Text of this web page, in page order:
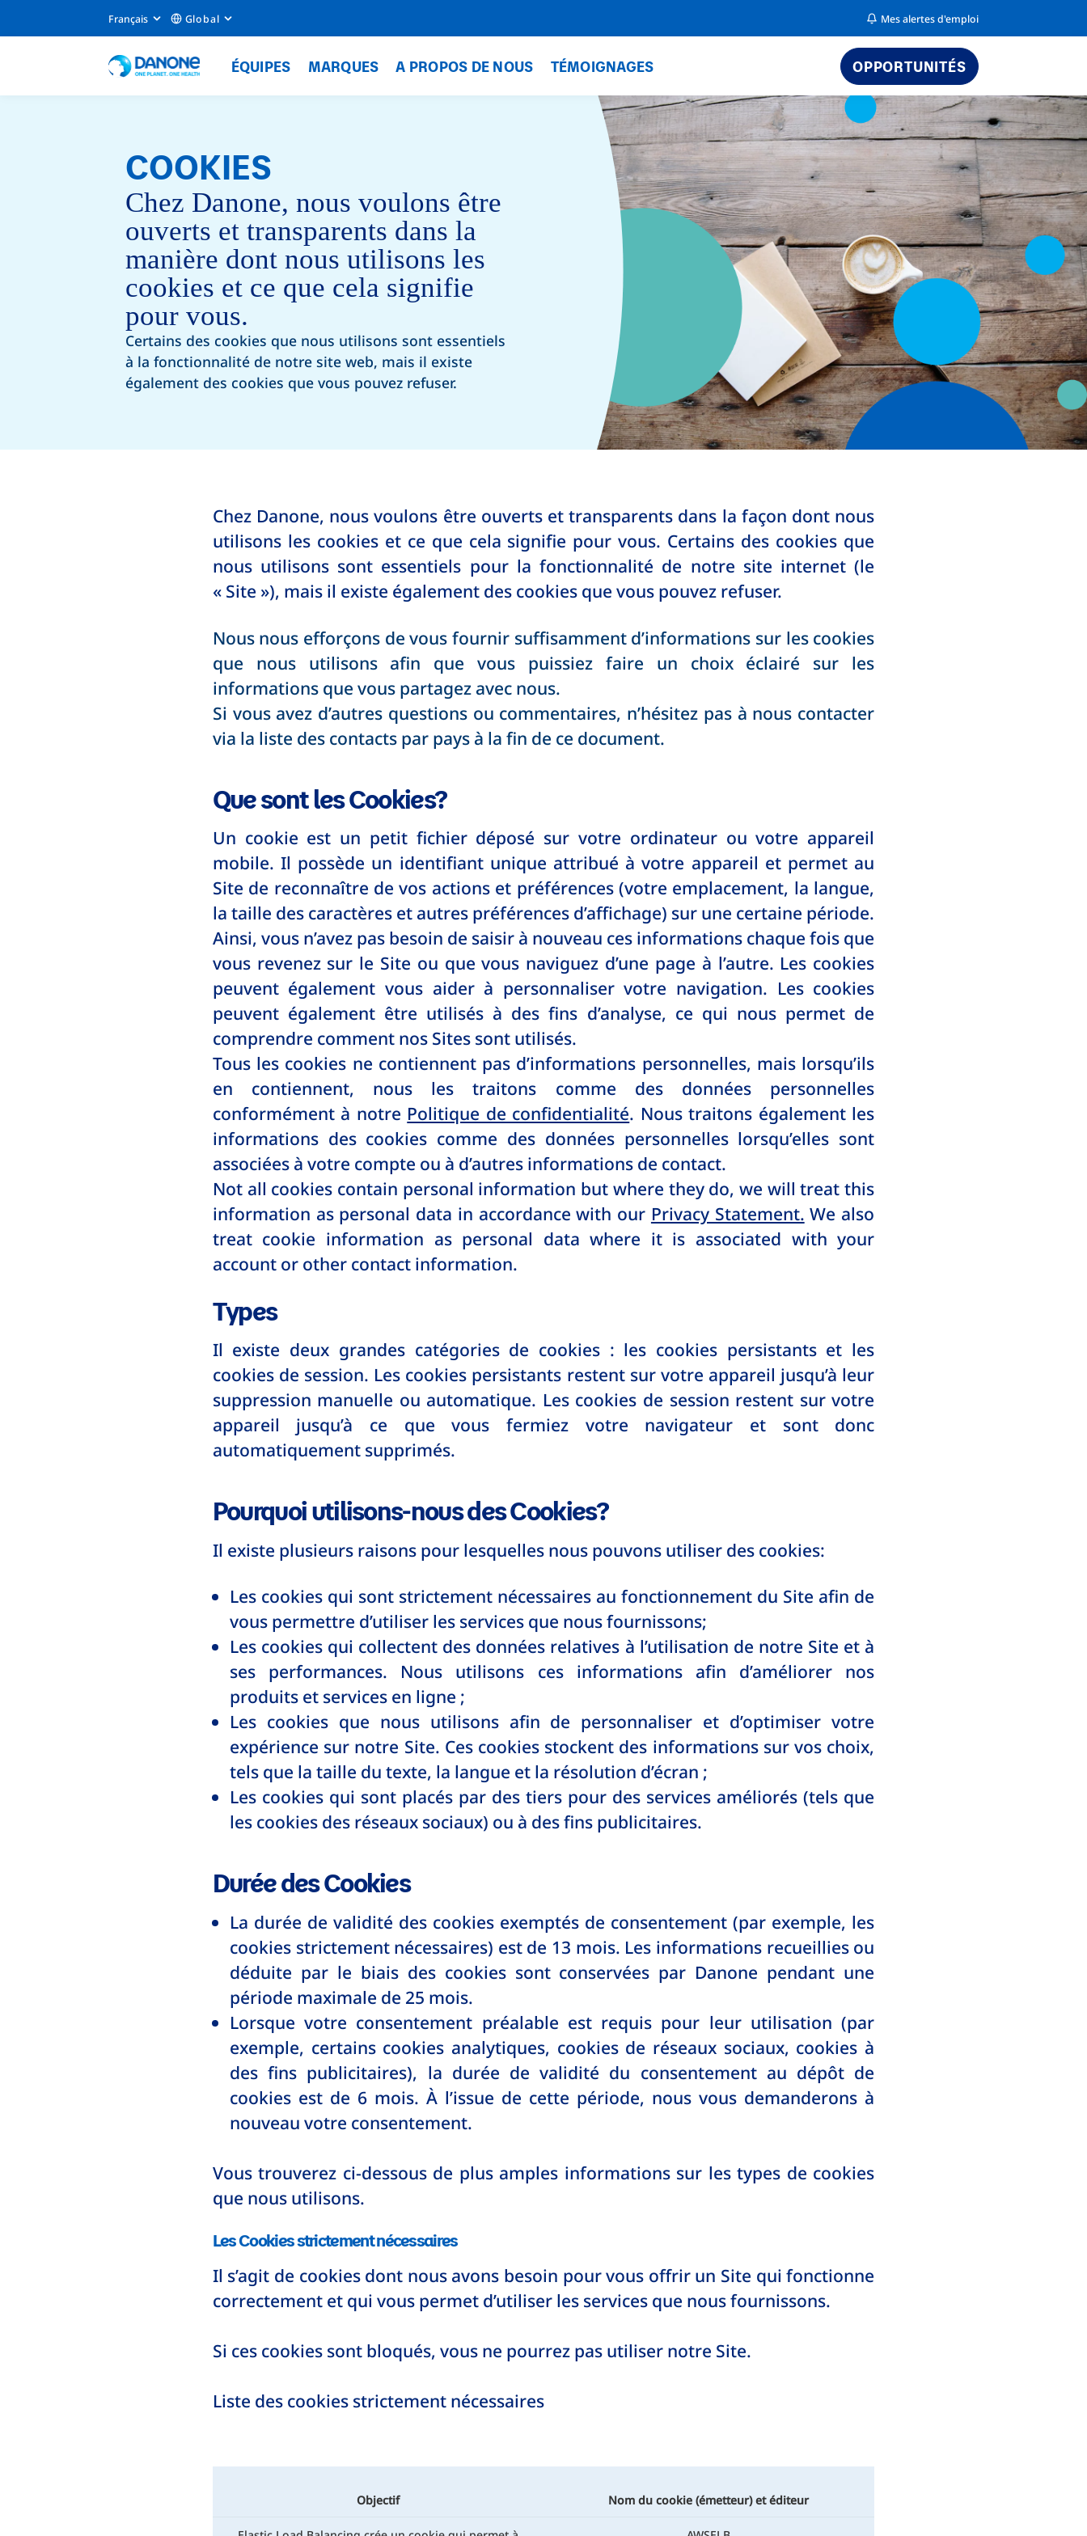
Français Global Mes alertes d'emploi
ÉQUIPES MARQUES A PROPOS DE NOUS TÉMOIGNAGES OPPORTUNITÉS
COOKIES
Chez Danone, nous voulons être
ouverts et transparents dans la
manière dont nous utilisons les
cookies et ce que cela signifie
pour vous.
Certains des cookies que nous utilisons sont essentiels
à la fonctionnalité de notre site web, mais il existe
également des cookies que vous pouvez refuser.
Chez Danone, nous voulons être ouverts et transparents dans la façon dont nous
utilisons les cookies et ce que cela signifie pour vous. Certains des cookies que
nous utilisons sont essentiels pour la fonctionnalité de notre site internet (le
« Site »), mais il existe également des cookies que vous pouvez refuser.
Nous nous efforçons de vous fournir suffisamment d’informations sur les cookies
que nous utilisons afin que vous puissiez faire un choix éclairé sur les
informations que vous partagez avec nous.
Si vous avez d’autres questions ou commentaires, n’hésitez pas à nous contacter
via la liste des contacts par pays à la fin de ce document.
Que sont les Cookies?
Un cookie est un petit fichier déposé sur votre ordinateur ou votre appareil
mobile. Il possède un identifiant unique attribué à votre appareil et permet au
Site de reconnaître de vos actions et préférences (votre emplacement, la langue,
la taille des caractères et autres préférences d’affichage) sur une certaine période.
Ainsi, vous n’avez pas besoin de saisir à nouveau ces informations chaque fois que
vous revenez sur le Site ou que vous naviguez d’une page à l’autre. Les cookies
peuvent également vous aider à personnaliser votre navigation. Les cookies
peuvent également être utilisés à des fins d’analyse, ce qui nous permet de
comprendre comment nos Sites sont utilisés.
Tous les cookies ne contiennent pas d’informations personnelles, mais lorsqu’ils
en contiennent, nous les traitons comme des données personnelles
conformément à notre Politique de confidentialité. Nous traitons également les
informations des cookies comme des données personnelles lorsqu’elles sont
associées à votre compte ou à d’autres informations de contact.
Not all cookies contain personal information but where they do, we will treat this
information as personal data in accordance with our Privacy Statement. We also
treat cookie information as personal data where it is associated with your
account or other contact information.
Types
Il existe deux grandes catégories de cookies : les cookies persistants et les
cookies de session. Les cookies persistants restent sur votre appareil jusqu’à leur
suppression manuelle ou automatique. Les cookies de session restent sur votre
appareil jusqu’à ce que vous fermiez votre navigateur et sont donc
automatiquement supprimés.
Pourquoi utilisons-nous des Cookies?
Il existe plusieurs raisons pour lesquelles nous pouvons utiliser des cookies:
Les cookies qui sont strictement nécessaires au fonctionnement du Site afin de
vous permettre d’utiliser les services que nous fournissons;
Les cookies qui collectent des données relatives à l’utilisation de notre Site et à
ses performances. Nous utilisons ces informations afin d’améliorer nos
produits et services en ligne ;
Les cookies que nous utilisons afin de personnaliser et d’optimiser votre
expérience sur notre Site. Ces cookies stockent des informations sur vos choix,
tels que la taille du texte, la langue et la résolution d’écran ;
Les cookies qui sont placés par des tiers pour des services améliorés (tels que
les cookies des réseaux sociaux) ou à des fins publicitaires.
Durée des Cookies
La durée de validité des cookies exemptés de consentement (par exemple, les
cookies strictement nécessaires) est de 13 mois. Les informations recueillies ou
déduite par le biais des cookies sont conservées par Danone pendant une
période maximale de 25 mois.
Lorsque votre consentement préalable est requis pour leur utilisation (par
exemple, certains cookies analytiques, cookies de réseaux sociaux, cookies à
des fins publicitaires), la durée de validité du consentement au dépôt de
cookies est de 6 mois. À l’issue de cette période, nous vous demanderons à
nouveau votre consentement.
Vous trouverez ci-dessous de plus amples informations sur les types de cookies
que nous utilisons.
Les Cookies strictement nécessaires
Il s’agit de cookies dont nous avons besoin pour vous offrir un Site qui fonctionne
correctement et qui vous permet d’utiliser les services que nous fournissons.
Si ces cookies sont bloqués, vous ne pourrez pas utiliser notre Site.
Liste des cookies strictement nécessaires
Objectif Nom du cookie (émetteur) et éditeur